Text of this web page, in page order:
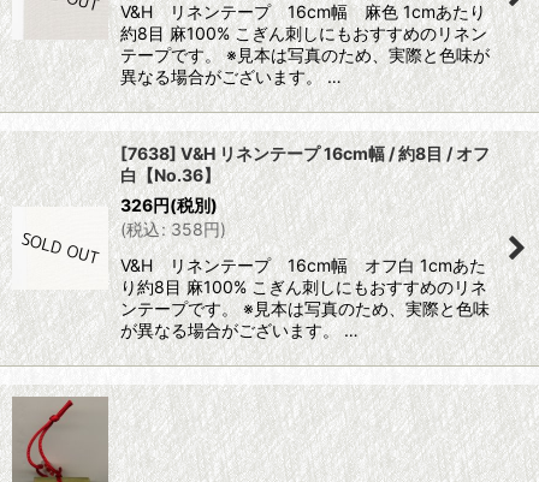
V&H リネンテープ 16cm幅 麻色 1cmあたり
約8目 麻100% こぎん刺しにもおすすめのリネン
テープです。 ※見本は写真のため、実際と色味が
異なる場合がございます。 …
[7638] V&H リネンテープ 16cm幅 / 約8目 / オフ
白【No.36】
326円(税別)
(税込: 358円)
V&H リネンテープ 16cm幅 オフ白 1cmあた
り約8目 麻100% こぎん刺しにもおすすめのリネ
ンテープです。 ※見本は写真のため、実際と色味
が異なる場合がございます。 …